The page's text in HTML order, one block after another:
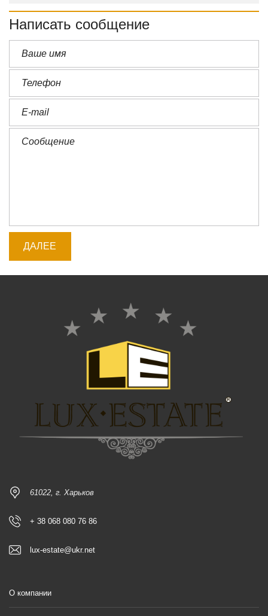
Написать сообщение
61022, г. Харьков
+ 38 068 080 76 86
lux-estate@ukr.net
О компании